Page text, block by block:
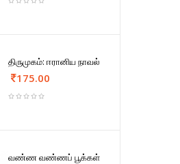
திருமுகம்: ஈரானிய நாவல்
175.00
வண்ண வண்ணப் பூக்கள்